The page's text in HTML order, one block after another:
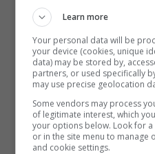
entrare su un’altra
tempo.
Learn more
Your personal data will be
your device (cookies, unique
data) may be stored by,
partners, or used specifically
may use precise geolocation
Some vendors may process
of legitimate interest, which
your options below. Look for
or in the site menu to manage
and cookie settings.